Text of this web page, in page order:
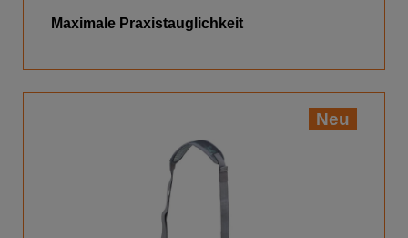
Maximale Praxistauglichkeit
Neu